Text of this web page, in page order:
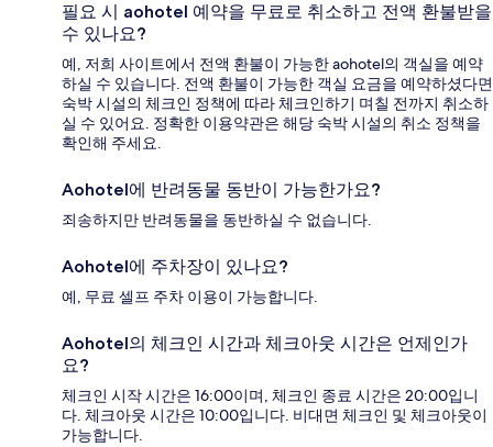
필요 시 aohotel 예약을 무료로 취소하고 전액 환불받을
수 있나요?
예, 저희 사이트에서 전액 환불이 가능한 aohotel의 객실을 예약
하실 수 있습니다. 전액 환불이 가능한 객실 요금을 예약하셨다면
숙박 시설의 체크인 정책에 따라 체크인하기 며칠 전까지 취소하
실 수 있어요. 정확한 이용약관은 해당 숙박 시설의 취소 정책을
확인해 주세요.
Aohotel에 반려동물 동반이 가능한가요?
죄송하지만 반려동물을 동반하실 수 없습니다.
Aohotel에 주차장이 있나요?
예, 무료 셀프 주차 이용이 가능합니다.
Aohotel의 체크인 시간과 체크아웃 시간은 언제인가
요?
체크인 시작 시간은 16:00이며, 체크인 종료 시간은 20:00입니
다. 체크아웃 시간은 10:00입니다. 비대면 체크인 및 체크아웃이
가능합니다.